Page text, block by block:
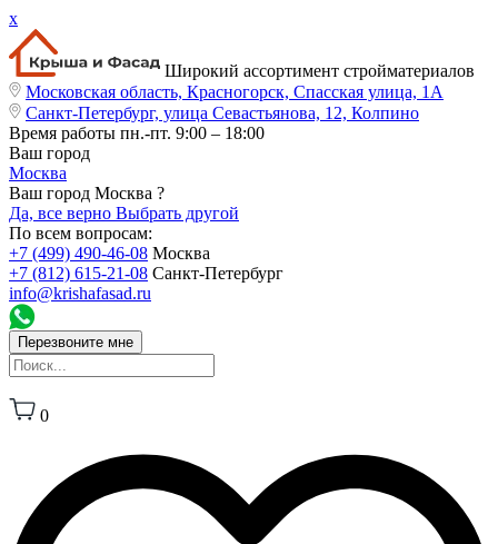
x
Широкий ассортимент стройматериалов
Московская область, Красногорск, Спасская улица, 1А
Санкт-Петербург, улица Севастьянова, 12, Колпино
Время работы пн.-пт. 9:00 – 18:00
Ваш город
Москва
Ваш город Москва ?
Да, все верно Выбрать другой
По всем вопросам:
+7 (499) 490-46-08 Москва
+7 (812) 615-21-08 Санкт-Петербург
info@krishafasad.ru
Перезвоните мне
0